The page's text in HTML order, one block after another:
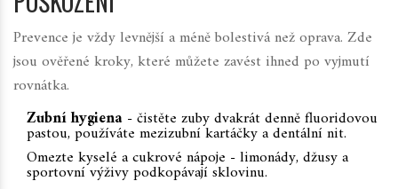
Prevence je vždy levnější a méně bolestivá než oprava. Zde
jsou ověřené kroky, které můžete zavést ihned po vyjmutí
rovnátka.
Zubní hygiena - čistěte zuby dvakrát denně fluoridovou
pastou, používáte mezizubní kartáčky a dentální nit.
Omezte kyselé a cukrové nápoje - limonády, džusy a
sportovní výživy podkopávají sklovinu.